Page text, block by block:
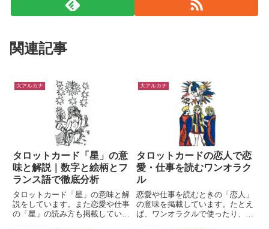
関連記事
大アルカナ
タロットカード「星」の意
味と解説｜数字と絵柄とフ
ランス語で徹底分析
タロットカード「星」の意味と解
説をしています。また恋愛や仕事
の「星」の読み方も掲載していま
大アルカナ
タロットカードの恋人で恋
愛・仕事を読むワンオラク
ル
恋愛や仕事を読むときの「恋人」
の意味を掲載しています。たとえ
ば、ワンオラクルで使ったり、ケ